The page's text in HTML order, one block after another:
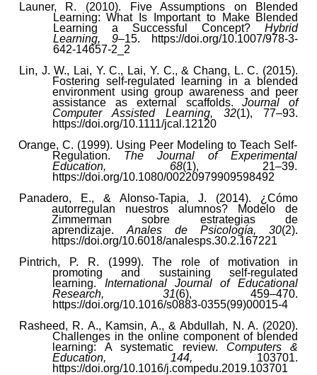
Launer, R. (2010). Five Assumptions on Blended
Learning: What Is Important to Make Blended
Learning a Successful Concept?Hybrid
Learning, 9–15. https://doi.org/10.1007/978-3-
642-14657-2_2
Lin, J. W., Lai, Y. C., Lai, Y. C., & Chang, L. C. (2015).
Fostering self-regulated learning in a blended
environment using group awareness and peer
assistance as external scaffolds.Journal of
Computer Assisted Learning, 32(1), 77–93.
https://doi.org/10.1111/jcal.12120
Orange, C. (1999). Using Peer Modeling to Teach Self-
Regulation. The Journal of Experimental
Education, 68(1), 21–39.
https://doi.org/10.1080/00220979909598492
Panadero, E., & Alonso-Tapia, J. (2014). ¿Cómo
autorregulan nuestros alumnos? Modelo de
Zimmerman sobre estrategias de
aprendizaje.Anales de Psicología, 30(2).
https://doi.org/10.6018/analesps.30.2.167221
Pintrich, P. R. (1999). The role of motivation in
promoting and sustaining self-regulated
learning. International Journal of Educational
Research, 31(6), 459–470.
https://doi.org/10.1016/s0883-0355(99)00015-4
Rasheed, R. A., Kamsin, A., & Abdullah, N. A. (2020).
Challenges in the online component of blended
learning: A systematic review. Computers &
Education, 144, 103701.
https://doi.org/10.1016/j.compedu.2019.103701